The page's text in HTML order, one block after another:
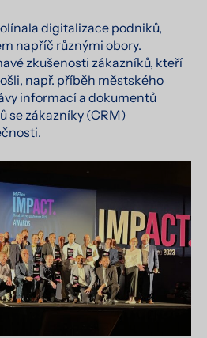
digitalizace podniků,
napříč různými obory.
zkušenosti zákazníků, kteří
např. příběh městského
informací a dokumentů
se zákazníky (CRM)